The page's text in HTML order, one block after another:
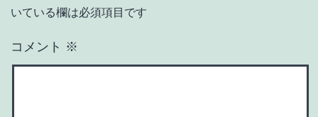
いている欄は必須項目です
コメント ※